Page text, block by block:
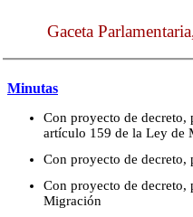
Gaceta
Minutas
Con proyecto de decreto,
artículo 159 de la Ley de
Con proyecto de
Con proyecto de decreto,
Migración